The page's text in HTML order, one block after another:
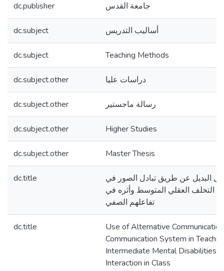
dc.publisher جامعة القدس
dc.subject أساليب التدريس
dc.subject Teaching Methods
dc.subject.other دراسات عليا
dc.subject.other رسالة ماجستير
dc.subject.other Higher Studies
dc.subject.other Master Thesis
dc.title
البديل عن طريق تبادل الصور في
التخلف العقلي المتوسط وأثره في
تفاعلهم الصفي
dc.title
Use of Alternative
Communication System in
Intermediate Mental Disabilities
Interaction in Class